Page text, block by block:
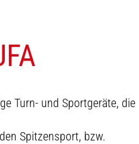
Turn- und Sportgeräte, die
Spitzensport, bzw.